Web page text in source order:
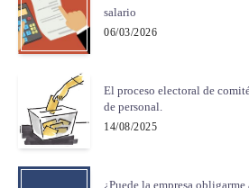
salario
06/03/2026
El proceso electoral de
de personal.
14/08/2025
¿Puede la empresa